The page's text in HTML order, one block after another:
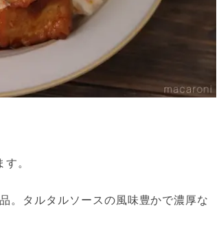
。
。タルタルソースの風味豊かで濃厚な